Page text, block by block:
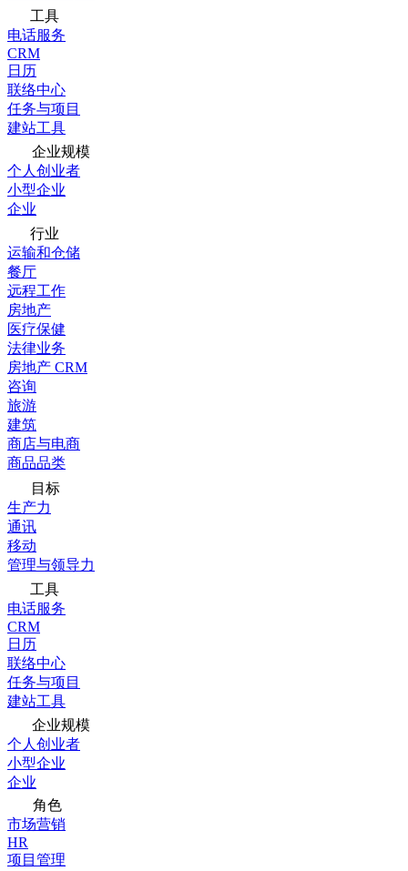
工具
电话服务
CRM
日历
联络中心
任务与项目
建站工具
企业规模
个人创业者
小型企业
企业
行业
运输和仓储
餐厅
远程工作
房地产
医疗保健
法律业务
房地产 CRM
咨询
旅游
建筑
商店与电商
商品品类
目标
生产力
通讯
移动
管理与领导力
工具
电话服务
CRM
日历
联络中心
任务与项目
建站工具
企业规模
个人创业者
小型企业
企业
角色
市场营销
HR
项目管理